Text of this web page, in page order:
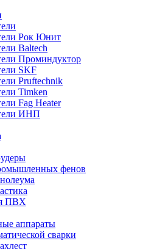
Рок Юнит
Baltech
Проминдуктор
SKF
Pruftechnik
Timken
Fag Heater
ИНП
фенов
ПВХ
аппараты
сварки